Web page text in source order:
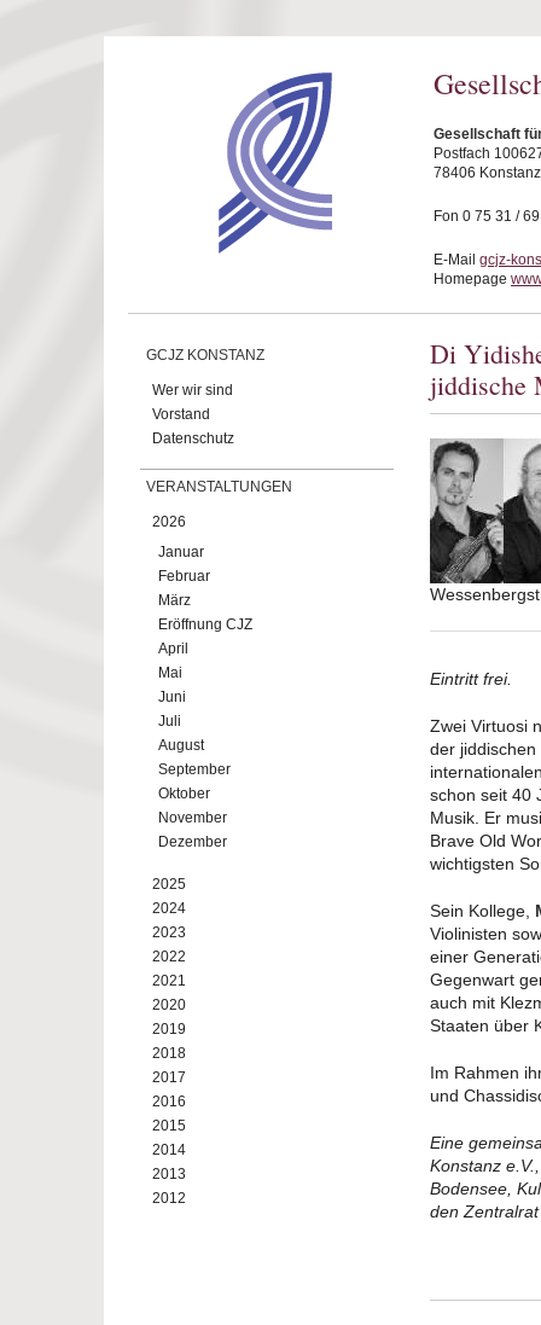
Gesellschaft
Postfach
78406 Konstanz
Fon 0 75 31 /
E-Mail gcjz-
Homepage
GCJZ KONSTANZ
Wer wir sind
Vorstand
Datenschutz
VERANSTALTUNGEN
2026
Januar
Februar
März
Eröffnung CJZ
April
Mai
Juni
Juli
August
September
Oktober
November
Dezember
2025
2024
2023
2022
2021
2020
2019
2018
2017
2016
2015
2014
2013
2012
Di
jiddische
Eintritt frei.
Zwei Virtuosi
der
schon seit 40
Musik. Er
Brave Old
wichtigsten
Sein Kollege,
Violinisten
einer
Gegenwart
auch mit
Staaten über
Im Rahmen
und
Eine
Konstanz
Bodensee,
den